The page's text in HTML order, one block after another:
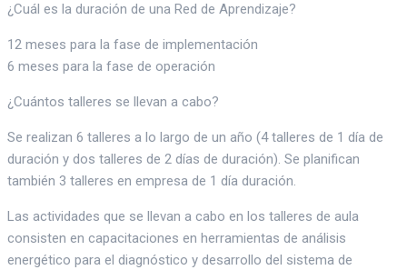
¿Cuál es la duración de una Red de Aprendizaje?
12 meses para la fase de implementación
6 meses para la fase de operación
¿Cuántos talleres se llevan a cabo?
Se realizan 6 talleres a lo largo de un año (4 talleres de 1 día de
duración y dos talleres de 2 días de duración). Se planifican
también 3 talleres en empresa de 1 día duración.
Las actividades que se llevan a cabo en los talleres de aula
consisten en capacitaciones en herramientas de análisis
energético para el diagnóstico y desarrollo del sistema de